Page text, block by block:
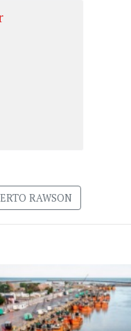
RAWSON